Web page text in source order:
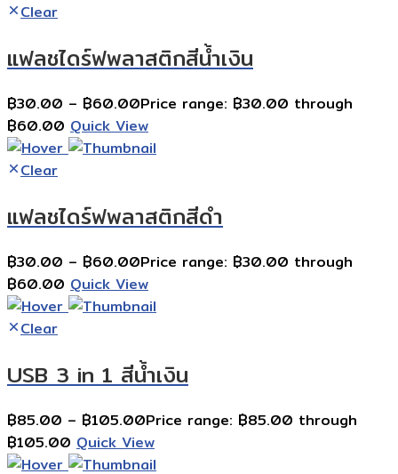
Clear
แฟลชไดร์ฟพลาสติกสีน้ำเงิน
฿30.00 – ฿60.00Price range: ฿30.00 through
฿60.00 Quick View
Clear
แฟลชไดร์ฟพลาสติกสีดำ
฿30.00 – ฿60.00Price range: ฿30.00 through
฿60.00 Quick View
Clear
USB 3 in 1 สีน้ำเงิน
฿85.00 – ฿105.00Price range: ฿85.00 through
฿105.00 Quick View